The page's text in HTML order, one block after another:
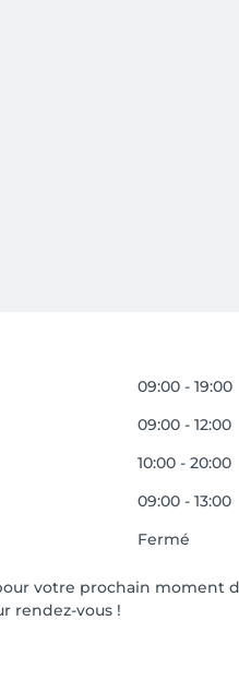
09:00 - 19:00
09:00 - 12:00
10:00 - 20:00
09:00 - 13:00
Fermé
votre prochain moment
rendez-vous !